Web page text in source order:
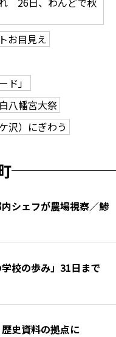
お目見え
ド」
八幡宮大祭
沢）にぎわう
シェフが農場視察／鯵
校の歩み」31日まで
史資料の拠点に